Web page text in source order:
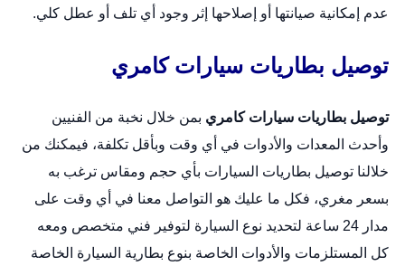
عدم إمكانية صيانتها أو إصلاحها إثر وجود أي تلف أو عطل كلي.
توصيل بطاريات سيارات كامري
توصيل بطاريات سيارات كامري بمن خلال نخبة من الفنيين
وأحدث المعدات والأدوات في أي وقت وبأقل تكلفة، فيمكنك من
خلالنا توصيل بطاريات السيارات بأي حجم ومقاس ترغب به
بسعر مغري، فكل ما عليك هو التواصل معنا في أي وقت على
مدار 24 ساعة لتحديد نوع السيارة لتوفير فني متخصص ومعه
كل المستلزمات والأدوات الخاصة بنوع بطارية السيارة الخاصة